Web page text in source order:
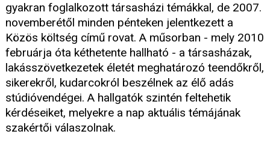
gyakran foglalkozott társasházi témákkal, de 2007.
novemberétől minden pénteken jelentkezett a
Közös költség című rovat. A műsorban - mely 2010
februárja óta kéthetente hallható - a társasházak,
lakásszövetkezetek életét meghatározó teendőkről,
sikerekről, kudarcokról beszélnek az élő adás
stúdióvendégei. A hallgatók szintén feltehetik
kérdéseiket, melyekre a nap aktuális témájának
szakértői válaszolnak.